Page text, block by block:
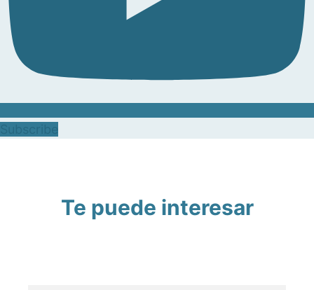
Te puede interesar